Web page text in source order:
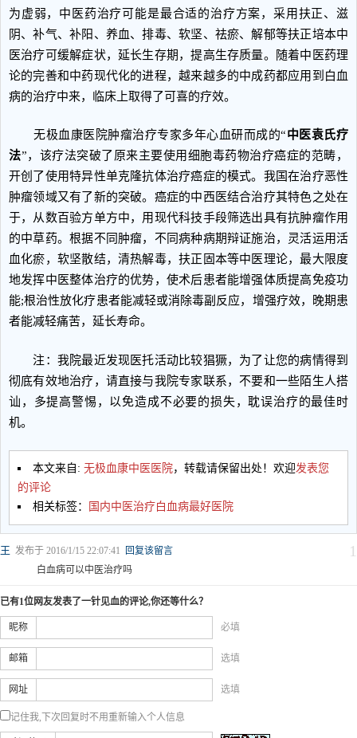
为虚弱，中医药治疗可能是最合适的治疗方案，采用扶正、滋
阴、补气、补阳、养血、排毒、软坚、祛瘀、解郁等扶正培本中
医治疗可缓解症状，延长生存期，提高生存质量。随着中医药理
论的完善和中药现代化的进程，越来越多的中成药都应用到白血
病的治疗中来，临床上取得了可喜的疗效。
无极血康医院肿瘤治疗专家多年心血研而成的“中医袁氏疗
法”，该疗法突破了原来主要使用细胞毒药物治疗癌症的范畴，
开创了使用特异性单克隆抗体治疗癌症的模式。我国在治疗恶性
肿瘤领域又有了新的突破。癌症的中西医结合治疗其特色之处在
于，从数百验方单方中，用现代科技手段筛选出具有抗肿瘤作用
的中草药。根据不同肿瘤，不同病种病期辩证施治，灵活运用活
血化瘀，软坚散结，清热解毒，扶正固本等中医理论，最大限度
地发挥中医整体治疗的优势，使术后患者能增强体质提高免疫功
能;根治性放化疗患者能减轻或消除毒副反应，增强疗效，晚期患
者能减轻痛苦，延长寿命。
注：我院最近发现医托活动比较猖獗，为了让您的病情得到
彻底有效地治疗，请直接与我院专家联系，不要和一些陌生人搭
讪，多提高警惕，以免造成不必要的损失，耽误治疗的最佳时
机。
本文来自: 无极血康中医医院，转载请保留出处！欢迎发表您
的评论
相关标签：
国内中医治疗白血病最好医院
1
王 发布于 2016/1/15 22:07:41
回复该留言
白血病可以中医治疗吗
已有1位网友发表了一针见血的评论,你还等什么？
昵称 必填
邮箱 选填
网址 选填
记住我,下次回复时不用重新输入个人信息